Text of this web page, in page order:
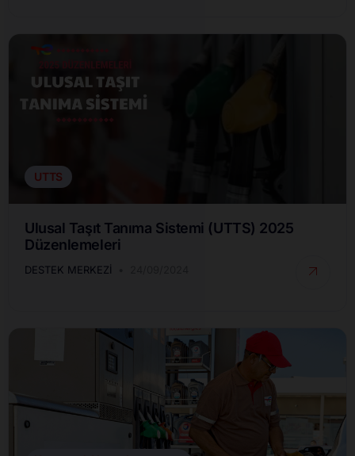
UTTS
Ulusal Taşıt Tanıma Sistemi (UTTS) 2025
Düzenlemeleri
DESTEK MERKEZI